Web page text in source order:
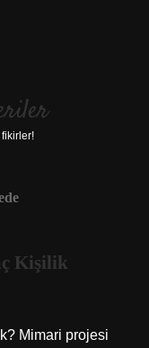
fikirler!
Kişilik
Mimari projesi